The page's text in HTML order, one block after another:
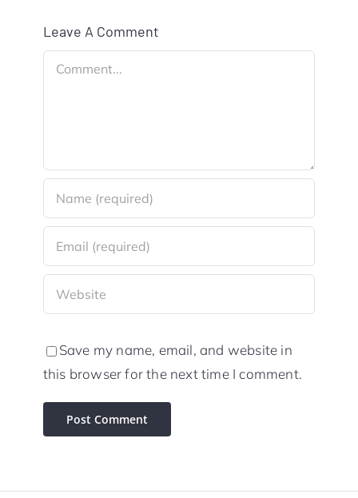
Leave A Comment
Comment
Save my name, email, and website in
this browser for the next time I comment.